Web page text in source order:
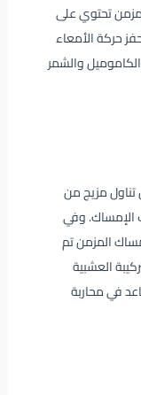
تحتوي على
حركة الأمعاء
والشمر
نُشرت في عام 2010 إلى أن تناول مزيج من
الإمساك. وفي
من الإمساك المزمن تم
العشبية
في محاربة